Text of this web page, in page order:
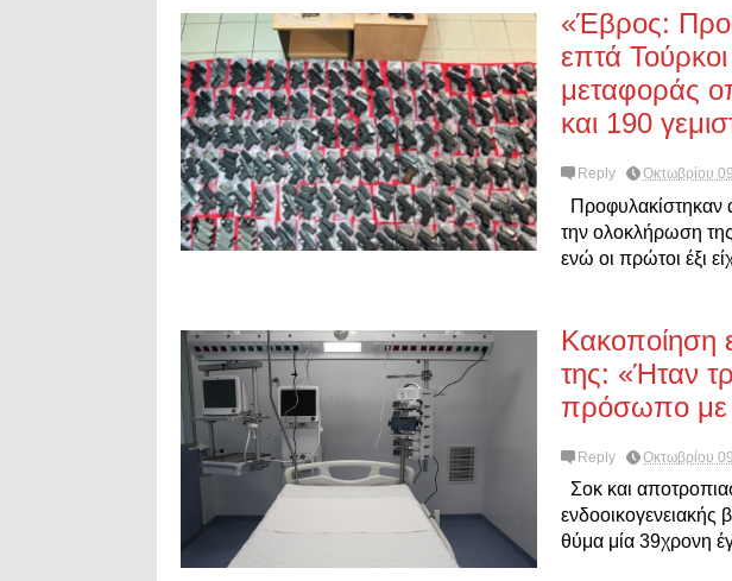
«Έβρος:
επτά
μεταφοράς
και 190
Reply Οκτωβρίου
Προφυλακίστηκαν
την ολοκλήρωση
ενώ οι πρώτοι έξι
Κακοποίηση
της: «Ήταν
πρόσωπο με
Reply Οκτωβρίου
Σοκ και
θύμα μία 39χρονη